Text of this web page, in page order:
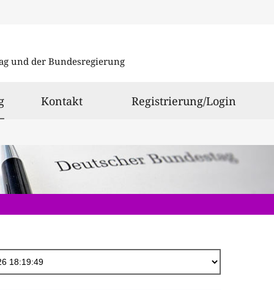
und der Bundesregierung
ausgewählt
Kontakt Registrierung/Login